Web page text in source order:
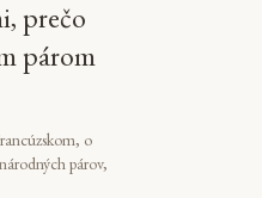
prečo
párom
o
párov,